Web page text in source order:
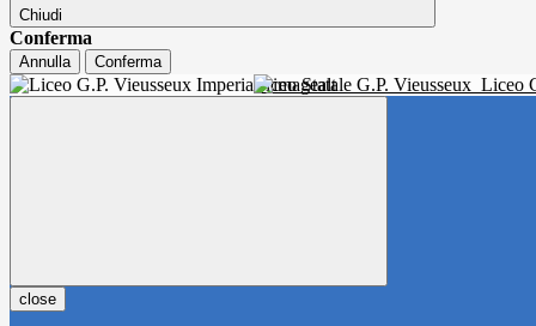
Chiudi
Conferma
Annulla Conferma
Liceo Statale G.P. Vieusseux Liceo
close